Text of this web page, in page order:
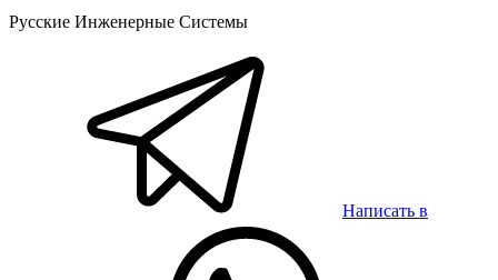
Русские Инженерные Системы
Написать в